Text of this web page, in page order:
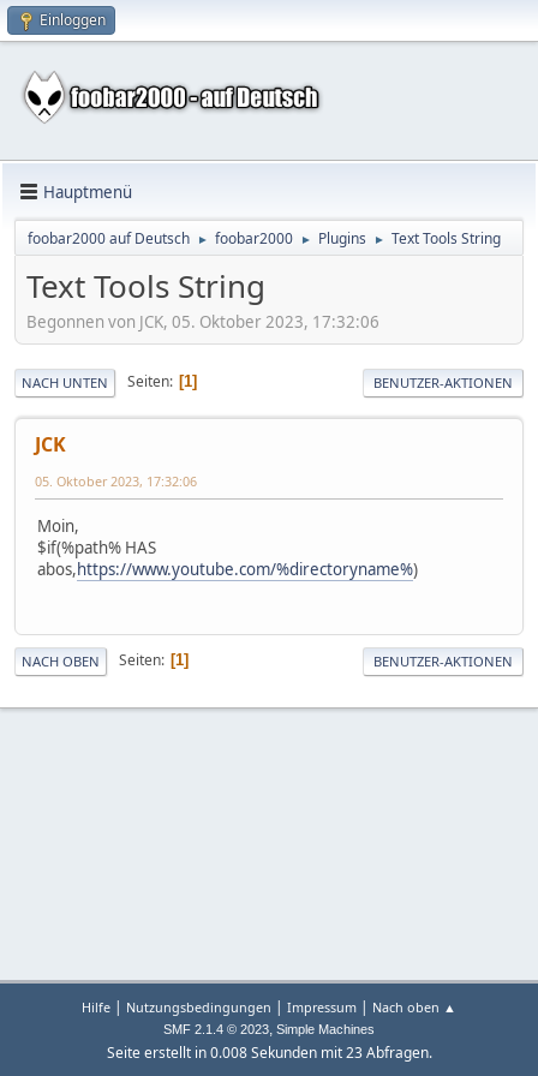
Einloggen
Hauptmenü
foobar2000 auf Deutsch ► foobar2000 ► Plugins ► Text Tools String
Text Tools String
Begonnen von JCK, 05. Oktober 2023, 17:32:06
NACH UNTEN Seiten 1 BENUTZER-AKTIONEN
JCK
05. Oktober 2023, 17:32:06
Moin,
$if(%path% HAS
abos,https://www.youtube.com/%directoryname%)
NACH OBEN Seiten 1 BENUTZER-AKTIONEN
Hilfe | Nutzungsbedingungen | Impressum | Nach oben ▲
SMF 2.1.4 © 2023, Simple Machines
Seite erstellt in 0.008 Sekunden mit 23 Abfragen.